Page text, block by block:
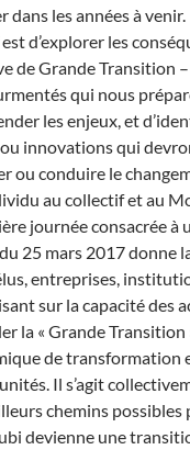
dans les années à venir.
d’explorer les
de Grande Transition
qui nous
les enjeux, et
innovations qui
ou conduire le
au collectif et au
journée consacrée à
25 mars 2017 donne
entreprises,
sur la capacité des
la « Grande Transition
de transformation
Il s’agit
chemins possibles
devienne une